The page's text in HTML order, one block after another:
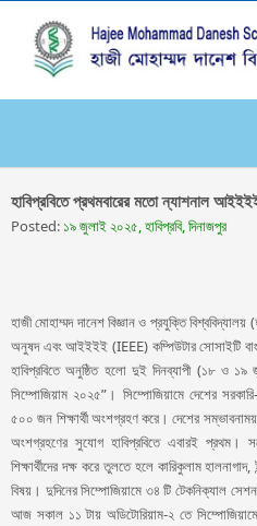
হাবিপ্রবিতে প্রথমবারের মতো ন্যাশনাল
Posted: ১৯ জুলাই ২০২৫, হাবিপ্রবি, দিনাজপুর
হাজী মোহাম্মদ দানেশ বিজ্ঞান ও প্রযুক্তি বিশ্ববিদ্যালয়
অনুষদ এবং আইইইই (IEEE) কম্পিউটার সোসাইটি
হাবিপ্রবিতে অনুষ্ঠিত হলো দুই দিনব্যাপী (১৮ ও
সিম্পোজিয়াম ২০২৫”। সিম্পোজিয়ামে দেশের
৫০০ জন শিক্ষার্থী অংশগ্রহণ করে। দেশের
অংশগ্রহণের সুযোগ হাবিপ্রবিতে এবারই প্রথম।
শিক্ষার্থীদের দক্ষ করে তুলতে হলে কারিকুলাম
বিষয়। দুদিনের সিম্পোজিয়ামে ৩৪ টি টেকনিক্যাল
আজ সকাল ১১ টায় অডিটোরিয়াম-২ তে